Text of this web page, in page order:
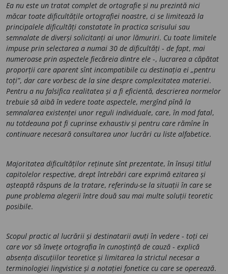
Ea nu este un tratat complet de ortografie și nu prezintă nici
măcar toate dificultățile ortografiei noastre, ci se limitează la
principalele dificultăți constatate în practica scrisului sau
semnalate de diverși solicitanți ai unor lămuriri. Cu toate limitele
impuse prin selectarea a numai 30 de dificultăți - de fapt, mai
numeroase prin aspectele fiecăreia dintre ele -, lucrarea a căpătat
proporții care aparent sînt incompatibile cu destinația ei „pentru
toți”, dar care vorbesc de la sine despre complexitatea materiei.
Pentru a nu falsifica realitatea și a fi eficientă, descrierea normelor
trebuie să aibă în vedere toate aspectele, mergînd pînă la
semnalarea existenței unor reguli individuale, care, în mod fatal,
nu totdeauna pot fi cuprinse exhaustiv și pentru care rămîne în
continuare necesară consultarea unor lucrări cu liste alfabetice.
Majoritatea dificultăților reținute sînt prezentate, în însuși titlul
capitolelor respective, drept întrebări care exprimă ezitarea și
așteaptă răspuns de la tratare, referindu-se la situații în care se
pune problema alegerii între două sau mai multe soluții teoretic
posibile.
Scopul practic al lucrării și destinatarii avuți în vedere - toți cei
care vor să învețe ortografia în cunoștință de cauză - explică
absența discuțiilor teoretice și limitarea la strictul necesar a
terminologiei lingvistice și a notației fonetice cu care se operează.